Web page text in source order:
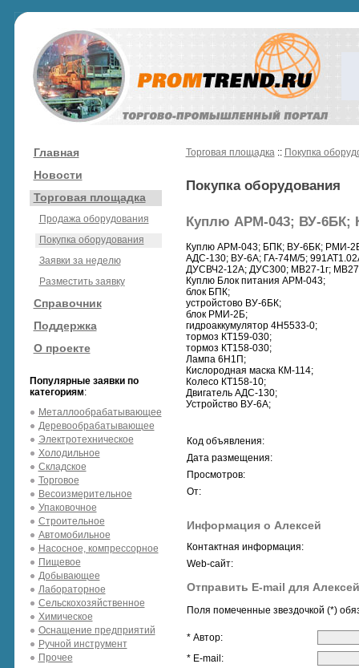
Главная
Новости
Торговая площадка
Продажа оборудования
Покупка оборудования
Заявки за неделю
Разместить заявку
Справочник
Поддержка
О проекте
Популярные заявки по
категориям:
Металлообрабатывающее
Деревообрабатывающее
Электротехническое
Холодильное
Складское
Торговое
Весоизмерительное
Упаковочное
Строительное
Автомобильное
Насосное, компрессорное
Пищевое
Добывающее
Лабораторное
Сельскохозяйственное
Химическое
Оснащение предприятий
Ручной инструмент
Прочее
Торговая площадка:: Покупка
Покупка оборудования
Куплю АРМ-043; ВУ-6БК;
Куплю АРМ-043; БПК; ВУ-6БК; РМИ-
АДС-130; ВУ-6А; ГА-74М/5;
ДУСВЧ2-12А; ДУС300; МВ27-1г;
Куплю Блок питания АРМ-043;
блок БПК;
устройстово ВУ-6БК;
блок РМИ-2Б;
гидроаккумулятор 4Н5533-0;
тормоз КТ159-030;
тормоз КТ158-030;
Лампа 6Н1П;
Кислородная маска КМ-114;
Колесо КТ158-10;
Двигатель АДС-130;
Устройство ВУ-6А;
Код объявления:
Дата размещения:
Просмотров:
От:
Информация о Алексей
Контактная информация:
Web-сайт:
Отправить E-mail для Алексей
Поля помеченные звездочкой (*)
* Автор:
* E-mail: